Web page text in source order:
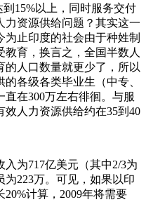
15%以上，同时服务交付
力资源供给问题？其实这一
止印度的社会由于种姓制
育，换言之，全国半数人
的人口数量就更少了，所以
各级各类毕业生（中专、
在300万左右徘徊。与服
人力资源供给约在35到40
为717亿美元（其中2/3为
223万。可见，如果以印
计算，2009年将需要